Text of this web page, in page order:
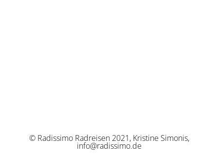
© Radissimo Radreisen 2021, Kristine Simonis,
info@radissimo.de